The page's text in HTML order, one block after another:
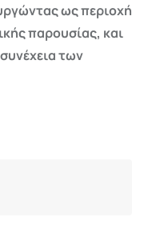
ως περιοχή
παρουσίας, και
των